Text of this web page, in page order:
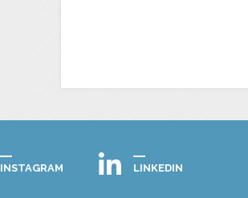
INSTAGRAM LINKEDIN